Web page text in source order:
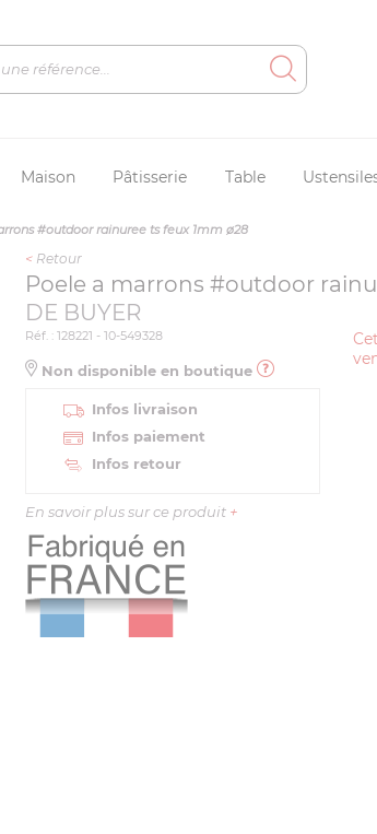
Maison Pâtisserie Table
#outdoor rainuree ts feux 1mm ø28
< Retour
Poele a marrons #outdoor
DE BUYER
Réf. : 128221 - 10-549328
Non disponible en boutique
Infos livraison
Infos paiement
Infos retour
En savoir plus sur ce produit +